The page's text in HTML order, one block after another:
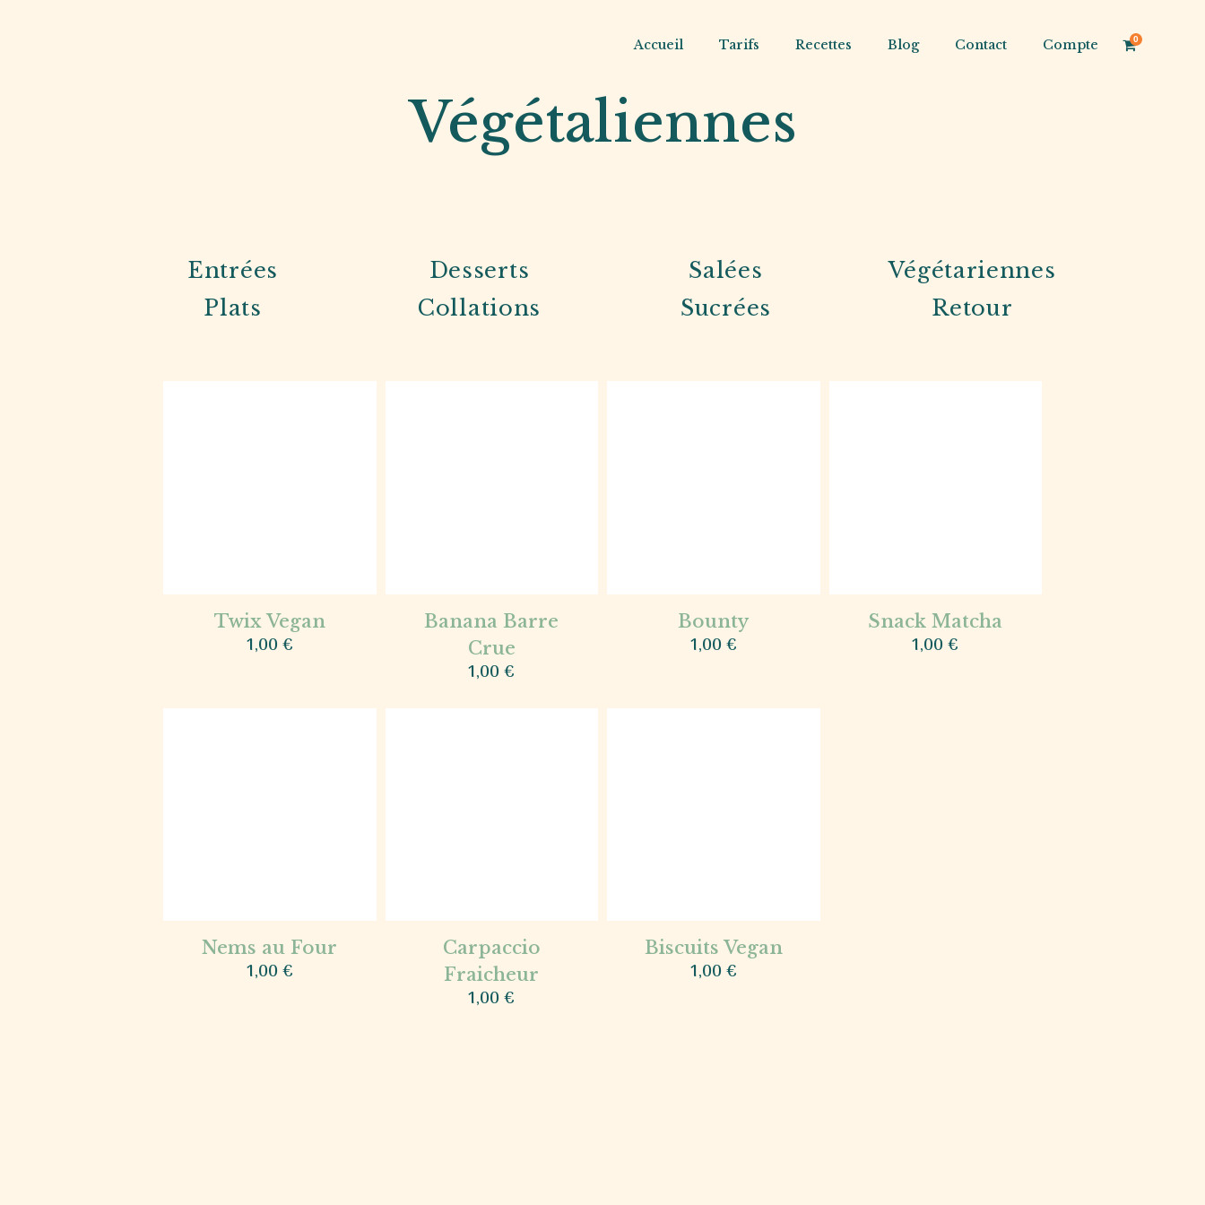
0
Accueil Tarifs Recettes Blog Contact Compte
Végétaliennes
Entrées
Plats
Desserts
Collations
Salées
Sucrées
Végétariennes
Retour
Twix Vegan
1,00 €
Banana Barre
Crue
1,00€
Bounty
1,00 €
Snack Matcha
1,00€
Nems au Four
1,00 €
Carpaccio
Fraicheur
1,00€
Biscuits Vegan
1,00 €